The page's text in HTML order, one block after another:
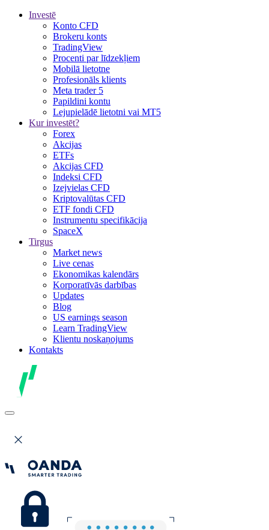
Investē
Konto CFD
Brokeru konts
TradingView
Procenti par līdzekļiem
Mobilā lietotne
Profesionāls klients
Meta trader 5
Papildini kontu
Lejupielādē lietotni vai MT5
Kur investēt?
Forex
Akcijas
ETFs
Akcijas CFD
Indeksi CFD
Izejvielas CFD
Kriptovalūtas CFD
ETF fondi CFD
Instrumentu specifikācija
SpaceX
Tirgus
Market news
Live cenas
Ekonomikas kalendārs
Korporatīvās darbības
Updates
Blog
US earnings season
Learn TradingView
Klientu noskaņojums
Kontakts